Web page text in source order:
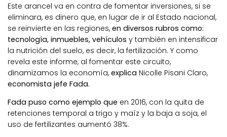
Este arancel va en contra de fomentar inversiones, si se
eliminara, es dinero que, en lugar de ir al Estado nacional,
se reinvierte en las regiones, en diversos rubros como:
tecnología, inmuebles, vehículos y también en intensificar
la nutrición del suelo, es decir, la fertilización. Y como
revela este informe, al fomentar este circuito,
dinamizamos la economía, explica Nicolle Pisani Claro,
economista jefe Fada.
Fada puso como ejemplo que en 2016, con la quita de
retenciones temporal a trigo y maíz y la baja a soja, el
uso de fertilizantes aumentó 38%.